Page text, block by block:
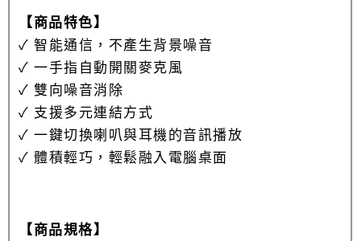
【商品特色】
✓ 智能通信，不產生背景噪音
✓ 一手指自動開關麥克風
✓ 雙向噪音消除
✓ 支援多元連結方式
✓ 一鍵切換喇叭與耳機的音訊播放
✓ 體積輕巧，輕鬆融入電腦桌面
【商品規格】